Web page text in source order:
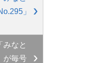
」
みなと
が毎号